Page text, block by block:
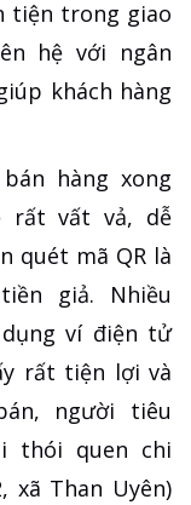
tiện trong giao
hệ với ngân
khách hàng
hàng xong
rất vất vả, dễ
quét mã QR là
giả. Nhiều
ví điện tử
rất tiện lợi và
người tiêu
thói quen chi
xã Than Uyên)